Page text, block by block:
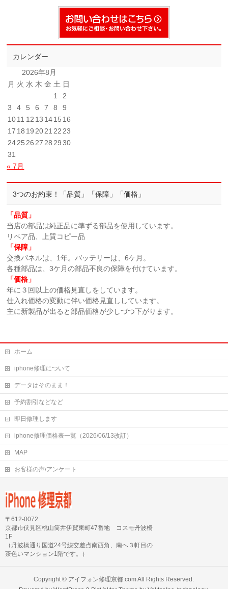
カレンダー
2026年8月
月 火 水 木 金 土 日
1
2
3
4 5 6 7 8
9
1011 12 13 1415 16
17 18 19 2021 22 23
2425 26 27 28 29 30
31
« 7月
3つのお約束！「品質」「保障」「価格」
「品質」
当店の部品は純正品に準ずる部品を使用しています。
リペア品、上質コピー品
「保障」
交換パネルは、1年。バッテリーは、6ケ月。
各種部品は、3ケ月の部品不良の保障を付けています。
「価格」
年に３回以上の価格見直しをしています。
仕入れ価格の変動に伴い価格見直ししています。
主に新製品が出ると部品価格が少しづつ下がります。
ホーム
iphone修理について
データはそのまま！
予約割引などなど
即日修理します
iphone修理価格表一覧（2026/06/13改訂）
MAP
お客様の声/アンケート
〒612-0072
京都市伏見区桃山筒井伊賀東町47番地 コスモ丹波橋
1F
（丹波橋通り国道24号線交差点南西角、南へ３軒目の
茶色いマンション1階です。）
Copyright © アイフォン修理京都.comAll Rights Reserved.